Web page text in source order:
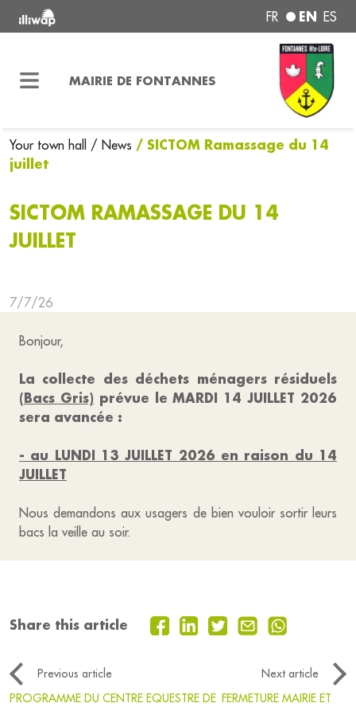
FR EN ES
MAIRIE DE FONTANNES
Your town hall / News / SICTOM Ramassage du 14
juillet
SICTOM RAMASSAGE DU 14
JUILLET
7/7/26
Bonjour,
La collecte des déchets ménagers résiduels
(Bacs Gris) prévue le MARDI 14 JUILLET 2026
sera avancée :
- au LUNDI 13 JUILLET 2026 en raison du 14
JUILLET
Nous demandons aux usagers de bien vouloir sortir leurs
bacs la veille au soir.
Share this article
Previous article
Next article
PROGRAMME DU CENTRE EQUESTRE DE FERMETURE MAIRIE ET